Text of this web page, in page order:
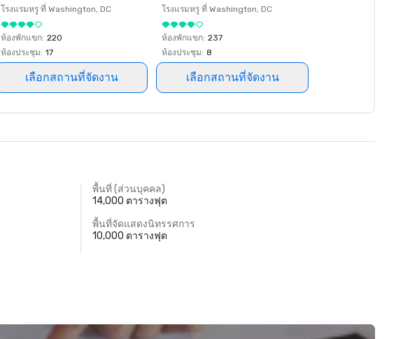
โรงแรมหรู ที่ Washington, DC
ห้องพักแขก: 220
ห้องประชุม: 17
เลือกสถานที่จัดงาน
โรงแรมหรู ที่ Washington, DC
ห้องพักแขก: 237
ห้องประชุม: 8
เลือกสถานที่จัดงาน
พื้นที่ (ส่วนบุคคล)
14,000 ตารางฟุต
พื้นที่จัดแสดงนิทรรศการ
10,000 ตารางฟุต